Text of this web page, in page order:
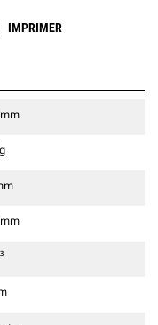
IMPRIMER